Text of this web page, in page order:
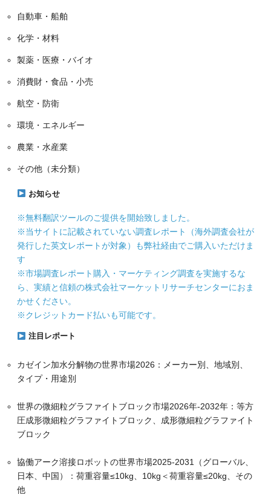
自動車・船舶
化学・材料
製薬・医療・バイオ
消費財・食品・小売
航空・防衛
環境・エネルギー
農業・水産業
その他（未分類）
お知らせ
※無料翻訳ツールのご提供を開始致しました。
※当サイトに記載されていない調査レポート（海外調査会社が
発行した英文レポートが対象）も弊社経由でご購入いただけま
す
※市場調査レポート購入・マーケティング調査を実施するな
ら、実績と信頼の株式会社マーケットリサーチセンターにおま
かせください。
※クレジットカード払いも可能です。
注目レポート
カゼイン加水分解物の世界市場2026：メーカー別、地域別、
タイプ・用途別
世界の微細粒グラファイトブロック市場2026年-2032年：等方
圧成形微細粒グラファイトブロック、成形微細粒グラファイト
ブロック
協働アーク溶接ロボットの世界市場2025-2031（グローバル、
日本、中国）：荷重容量≤10kg、10kg＜荷重容量≤20kg、その
他